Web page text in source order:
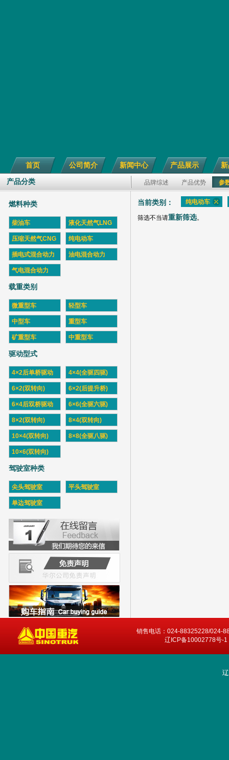
首页 公司简介 新闻中心 产品展示
产品分类 品牌综述 产品优势 参
燃料种类
柴油车 液化天然气LNG
压缩天然气CNG 纯电动车
插电式混合动力 油电混合动力
气电混合动力
载重类别
微重型车 轻型车
中型车 重型车
矿重型车 中重型车
驱动型式
4×2后单桥驱动 4×4(全驱四驱)
6×2(双转向) 6×2(后提升桥)
6×4后双桥驱动 6×6(全驱六驱)
8×2(双转向) 8×4(双转向)
10×4(双转向) 8×8(全驱八驱)
10×6(双转向)
驾驶室种类
尖头驾驶室 平头驾驶室
单边驾驶室
当前类别： 纯电动车
筛选不当请重新筛选。
销售电话：024-88325228/024-
辽ICP备10002778号-1